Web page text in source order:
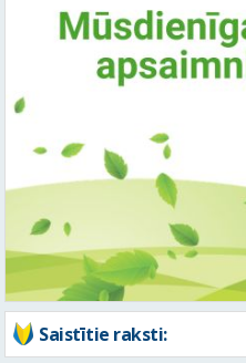
Saistītie raksti: